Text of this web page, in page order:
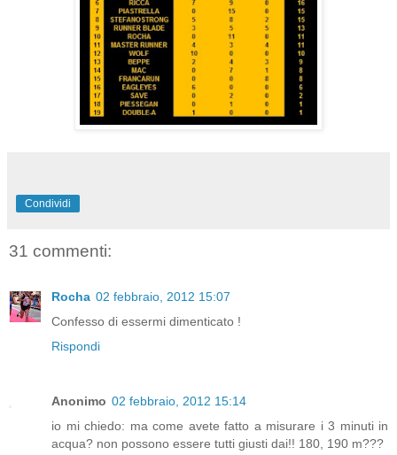
Condividi
31 commenti:
Rocha 02 febbraio, 2012 15:07
Confesso di essermi dimenticato !
Rispondi
Anonimo 02 febbraio, 2012 15:14
io mi chiedo: ma come avete fatto a misurare i 3 minuti in
acqua? non possono essere tutti giusti dai!! 180, 190 m???